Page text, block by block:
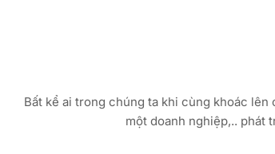
Bất kể ai trong chúng ta khi cùng khoác
một doanh nghiệp,.. phát